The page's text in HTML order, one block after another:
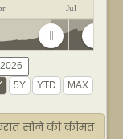
Jul
2026
सोने की कीमत